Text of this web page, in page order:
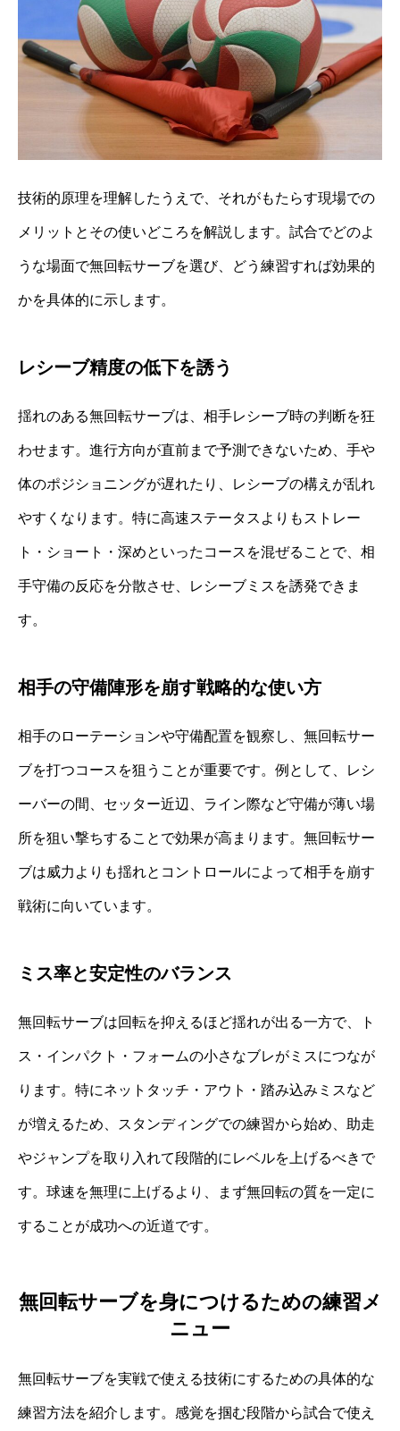
技術的原理を理解したうえで、それがもたらす現場での
メリットとその使いどころを解説します。試合でどのよ
うな場面で無回転サーブを選び、どう練習すれば効果的
かを具体的に示します。
レシーブ精度の低下を誘う
揺れのある無回転サーブは、相手レシーブ時の判断を狂
わせます。進行方向が直前まで予測できないため、手や
体のポジショニングが遅れたり、レシーブの構えが乱れ
やすくなります。特に高速ステータスよりもストレー
ト・ショート・深めといったコースを混ぜることで、相
手守備の反応を分散させ、レシーブミスを誘発できま
す。
相手の守備陣形を崩す戦略的な使い方
相手のローテーションや守備配置を観察し、無回転サー
ブを打つコースを狙うことが重要です。例として、レシ
ーバーの間、セッター近辺、ライン際など守備が薄い場
所を狙い撃ちすることで効果が高まります。無回転サー
ブは威力よりも揺れとコントロールによって相手を崩す
戦術に向いています。
ミス率と安定性のバランス
無回転サーブは回転を抑えるほど揺れが出る一方で、ト
ス・インパクト・フォームの小さなブレがミスにつなが
ります。特にネットタッチ・アウト・踏み込みミスなど
が増えるため、スタンディングでの練習から始め、助走
やジャンプを取り入れて段階的にレベルを上げるべきで
す。球速を無理に上げるより、まず無回転の質を一定に
することが成功への近道です。
無回転サーブを身につけるための練習メ
ニュー
無回転サーブを実戦で使える技術にするための具体的な
練習方法を紹介します。感覚を掴む段階から試合で使え